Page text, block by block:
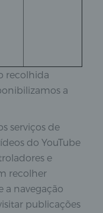
recolhida
a
serviços de
do YouTube
e
recolher
a navegação
publicações